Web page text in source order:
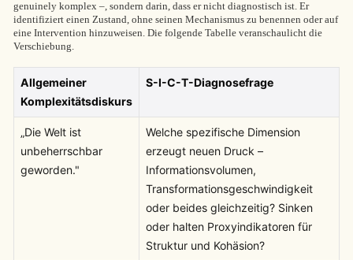
genuinely komplex –, sondern darin, dass er nicht diagnostisch ist. Er
identifiziert einen Zustand, ohne seinen Mechanismus zu benennen oder auf
eine Intervention hinzuweisen. Die folgende Tabelle veranschaulicht die
Verschiebung.
Allgemeiner
Komplexitätsdiskurs
S-I-C-T-Diagnosefrage
„Die Welt ist
unbeherrschbar
geworden."
Welche spezifische Dimension
erzeugt neuen Druck –
Informationsvolumen,
Transformationsgeschwindigkeit
oder beides gleichzeitig? Sinken
oder halten Proxyindikatoren für
Struktur und Kohäsion?